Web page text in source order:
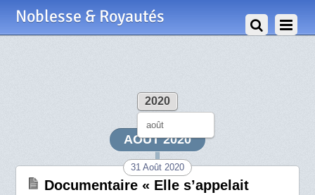
Noblesse & Royautés
2020
août
AOÛT 2020
31 Août 2020
Documentaire « Elle s’appelait